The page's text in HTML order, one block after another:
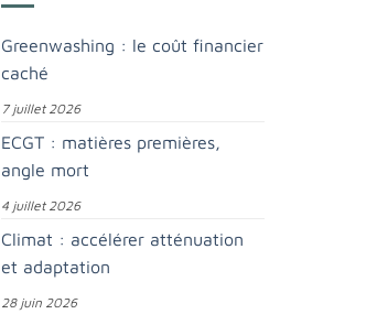
Greenwashing : le coût financier
caché
7 juillet 2026
ECGT : matières premières,
angle mort
4 juillet 2026
Climat : accélérer atténuation
et adaptation
28 juin 2026